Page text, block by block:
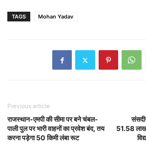
TAGS Mohan Yadav
Previous article
राजस्थान-एमपी की सीमा पर बने चंबल-
पाली पुल पर भारी वाहनों का प्रवेश बंद, तय
करना पड़ेगा 50 किमी लंबा रूट
51.58 लाख